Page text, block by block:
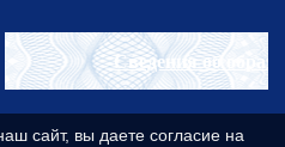
Сведения об
сайт, вы даете согласие на